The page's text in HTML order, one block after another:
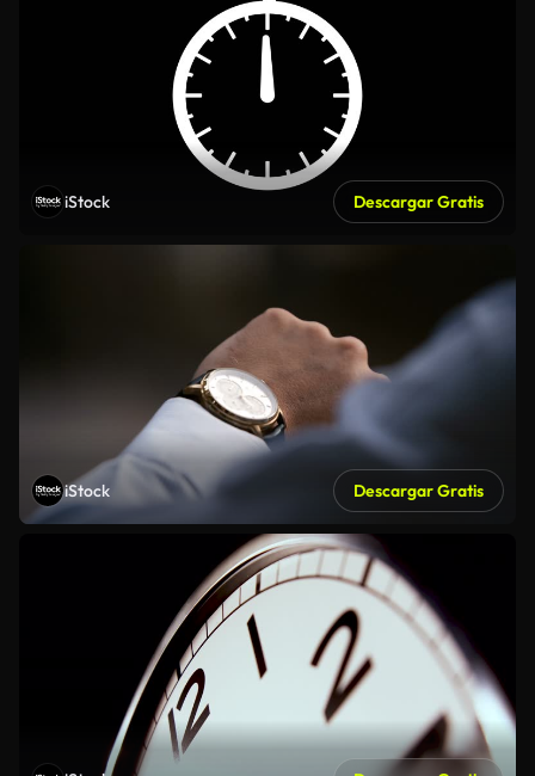
iStock Descargar Gratis
iStock Descargar Gratis